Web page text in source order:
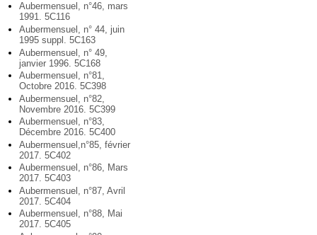
Aubermensuel, n°46, mars
1991. 5C116
Aubermensuel, n° 44, juin
1995 suppl. 5C163
Aubermensuel, n° 49,
janvier 1996. 5C168
Aubermensuel, n°81,
Octobre 2016. 5C398
Aubermensuel, n°82,
Novembre 2016. 5C399
Aubermensuel, n°83,
Décembre 2016. 5C400
Aubermensuel,n°85, février
2017. 5C402
Aubermensuel, n°86, Mars
2017. 5C403
Aubermensuel, n°87, Avril
2017. 5C404
Aubermensuel, n°88, Mai
2017. 5C405